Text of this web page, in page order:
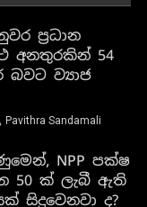
ප්‍රධාන
අනතුරකින් 54
බවට ව්‍යාජ
Pavithra Sandamali
NPP පක්ෂ
50 ක් ලැබී ඇති
සිදුවෙනවා ද?